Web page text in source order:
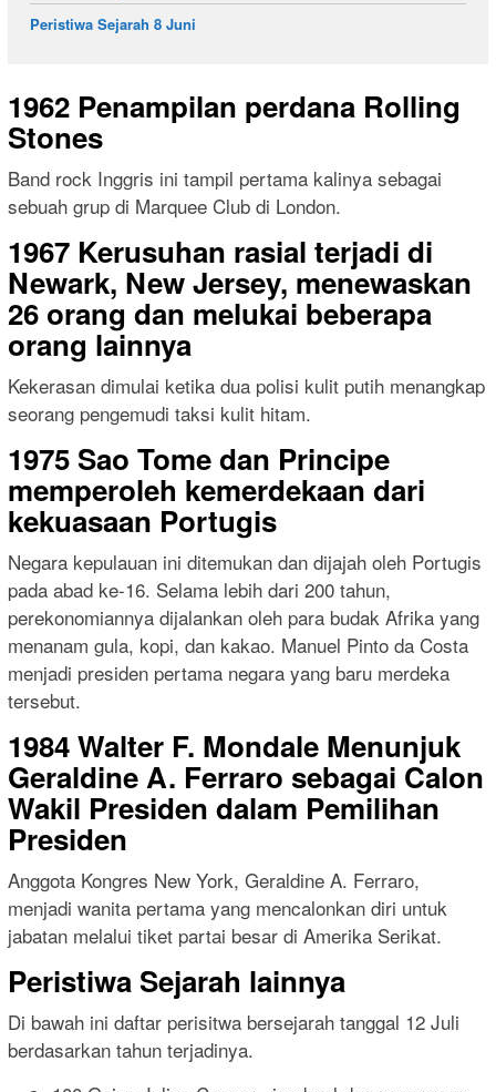
Peristiwa Sejarah 8 Juni
1962 Penampilan perdana Rolling
Stones
Band rock Inggris ini tampil pertama kalinya sebagai
sebuah grup di Marquee Club di London.
1967 Kerusuhan rasial terjadi di
Newark, New Jersey, menewaskan
26 orang dan melukai beberapa
orang lainnya
Kekerasan dimulai ketika dua polisi kulit putih menangkap
seorang pengemudi taksi kulit hitam.
1975 Sao Tome dan Principe
memperoleh kemerdekaan dari
kekuasaan Portugis
Negara kepulauan ini ditemukan dan dijajah oleh Portugis
pada abad ke-16. Selama lebih dari 200 tahun,
perekonomiannya dijalankan oleh para budak Afrika yang
menanam gula, kopi, dan kakao. Manuel Pinto da Costa
menjadi presiden pertama negara yang baru merdeka
tersebut.
1984 Walter F. Mondale Menunjuk
Geraldine A. Ferraro sebagai Calon
Wakil Presiden dalam Pemilihan
Presiden
Anggota Kongres New York, Geraldine A. Ferraro,
menjadi wanita pertama yang mencalonkan diri untuk
jabatan melalui tiket partai besar di Amerika Serikat.
Peristiwa Sejarah lainnya
Di bawah ini daftar perisitwa bersejarah tanggal 12 Juli
berdasarkan tahun terjadinya.